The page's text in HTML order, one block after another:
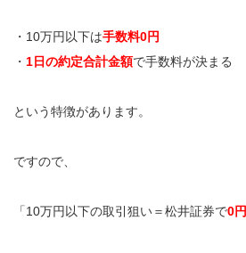
・10万円以下は手数料0円
・ 1日の約定合計金額で手数料が決まる
という特徴があります。
ですので、
「10万円以下の取引狙い＝松井証券で0円